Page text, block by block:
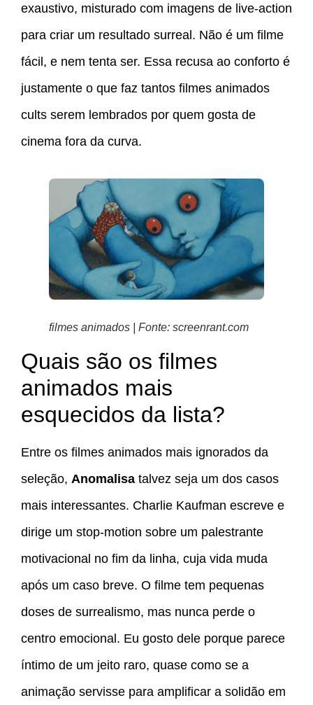
exaustivo, misturado com imagens de live-action
para criar um resultado surreal. Não é um filme
fácil, e nem tenta ser. Essa recusa ao conforto é
justamente o que faz tantos filmes animados
cults serem lembrados por quem gosta de
cinema fora da curva.
filmes animados | Fonte: screenrant.com
Quais são os filmes
animados mais
esquecidos da lista?
Entre os filmes animados mais ignorados da
seleção, Anomalisa talvez seja um dos casos
mais interessantes. Charlie Kaufman escreve e
dirige um stop-motion sobre um palestrante
motivacional no fim da linha, cuja vida muda
após um caso breve. O filme tem pequenas
doses de surrealismo, mas nunca perde o
centro emocional. Eu gosto dele porque parece
íntimo de um jeito raro, quase como se a
animação servisse para amplificar a solidão em